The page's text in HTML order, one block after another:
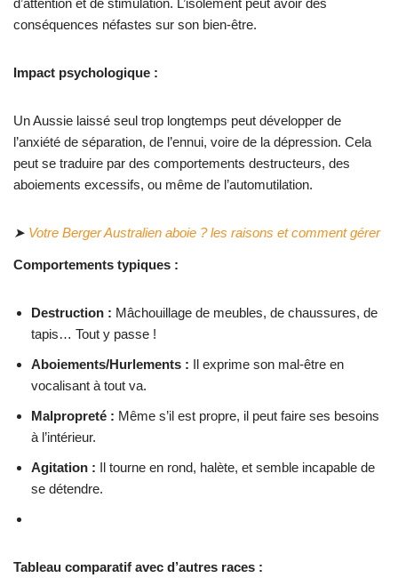
d’attention et de stimulation. L’isolement peut avoir des
conséquences néfastes sur son bien-être.
Impact psychologique :
Un Aussie laissé seul trop longtemps peut développer de
l’anxiété de séparation, de l’ennui, voire de la dépression. Cela
peut se traduire par des comportements destructeurs, des
aboiements excessifs, ou même de l’automutilation.
➤ Votre Berger Australien aboie ? les raisons et comment gérer
Comportements typiques :
Destruction : Mâchouillage de meubles, de chaussures, de
tapis… Tout y passe !
Aboiements/Hurlements : Il exprime son mal-être en
vocalisant à tout va.
Malpropreté : Même s’il est propre, il peut faire ses besoins
à l’intérieur.
Agitation : Il tourne en rond, halète, et semble incapable de
se détendre.
Tableau comparatif avec d’autres races :